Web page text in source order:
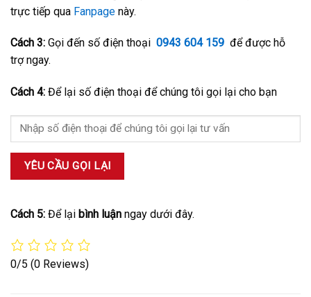
trực tiếp qua Fanpage này.
Cách 3: Gọi đến số điện thoại 0943 604 159 để được hỗ
trợ ngay.
Cách 4: Để lại số điện thoại để chúng tôi gọi lại cho bạn
Cách 5: Để lại bình luận ngay dưới đây.
0/5 (0 Reviews)